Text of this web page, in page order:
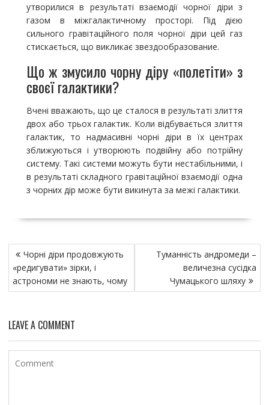
утворилися в результаті взаємодії чорної діри з
газом в міжгалактичному просторі. Під дією
сильного гравітаційного поля чорної діри цей газ
стискається, що викликає звездообразование.
Що ж змусило чорну діру «полетіти» з
своєї галактики?
Вчені вважають, що це сталося в результаті злиття
двох або трьох галактик. Коли відбувається злиття
галактик, то надмасивні чорні діри в їх центрах
зближуються і утворюють подвійну або потрійну
систему. Такі системи можуть бути нестабільними, і
в результаті складного гравітаційної взаємодії одна
з чорних дір може бути викинута за межі галактики.
Н
а
в
и
а
ц
Чорні діри продовжують
«редигувати» зірки, і
астрономи не знають, чому
Туманність андромеди –
величезна сусідка
Чумацького шляху
LEAVE A COMMENT